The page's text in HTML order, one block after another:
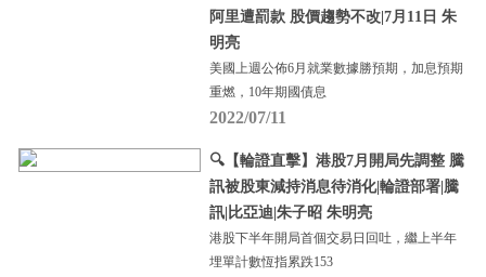
阿里遭罰款 股價趨勢不改|7月11日 朱
明亮
美國上週公佈6月就業數據勝預期，加息預期
重燃，10年期國債息
2022/07/11
🔍【輪證直擊】港股7月開局先調整 騰
訊被股東減持消息待消化|輪證部署|騰
訊|比亞迪|朱子昭 朱明亮
港股下半年開局首個交易日回吐，繼上半年
埋單計數恆指累跌153